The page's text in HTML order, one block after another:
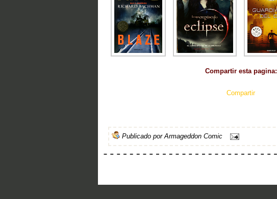
Compartir esta pagina:
Compartir
Publicado porArmageddon Comic